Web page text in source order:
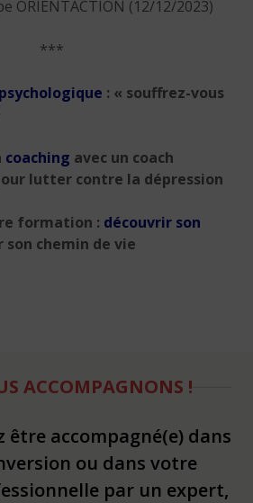
ORIENTACTION (12/12/2023)
***
: « souffrez-vous
coaching avec un coach
lutter contre la dépression
formation : découvrir son
chemin de vie
ACCOMPAGNONS !
être accompagné(e) dans
ou dans votre
par un expert,